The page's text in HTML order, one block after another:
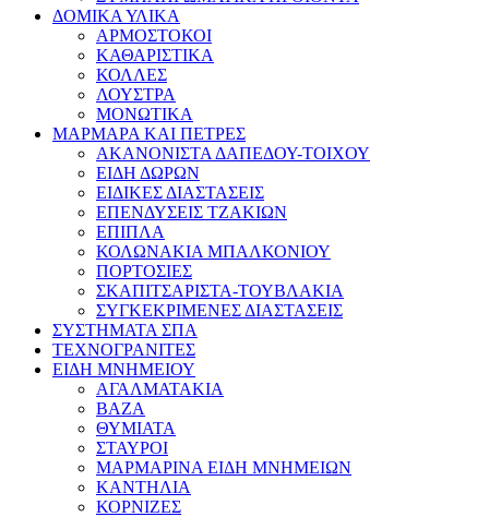
ΔΟΜΙΚΑ ΥΛΙΚΑ
ΑΡΜΟΣΤΟΚΟΙ
ΚΑΘΑΡΙΣΤΙΚΑ
ΚΟΛΛΕΣ
ΛΟΥΣΤΡΑ
ΜΟΝΩΤΙΚΑ
ΜΑΡΜΑΡΑ ΚΑΙ ΠΕΤΡΕΣ
ΑΚΑΝΟΝΙΣΤΑ ΔΑΠΕΔΟΥ-ΤΟΙΧΟΥ
ΕΙΔΗ ΔΩΡΩΝ
ΕΙΔΙΚΕΣ ΔΙΑΣΤΑΣΕΙΣ
ΕΠΕΝΔΥΣΕΙΣ ΤΖΑΚΙΩΝ
ΕΠΙΠΛΑ
ΚΟΛΩΝΑΚΙΑ ΜΠΑΛΚΟΝΙΟΥ
ΠΟΡΤΟΣΙΕΣ
ΣΚΑΠΙΤΣΑΡΙΣΤΑ-ΤΟΥΒΛΑΚΙΑ
ΣΥΓΚΕΚΡΙΜΕΝΕΣ ΔΙΑΣΤΑΣΕΙΣ
ΣΥΣΤΗΜΑΤΑ ΣΠΑ
ΤΕΧΝΟΓΡΑΝΙΤΕΣ
ΕΙΔΗ ΜΝΗΜΕΙΟΥ
ΑΓΑΛΜΑΤΑΚΙΑ
ΒΑΖΑ
ΘΥΜΙΑΤΑ
ΣΤΑΥΡΟΙ
ΜΑΡΜΑΡΙΝΑ ΕΙΔΗ ΜΝΗΜΕΙΩΝ
ΚΑΝΤΗΛΙΑ
ΚΟΡΝΙΖΕΣ